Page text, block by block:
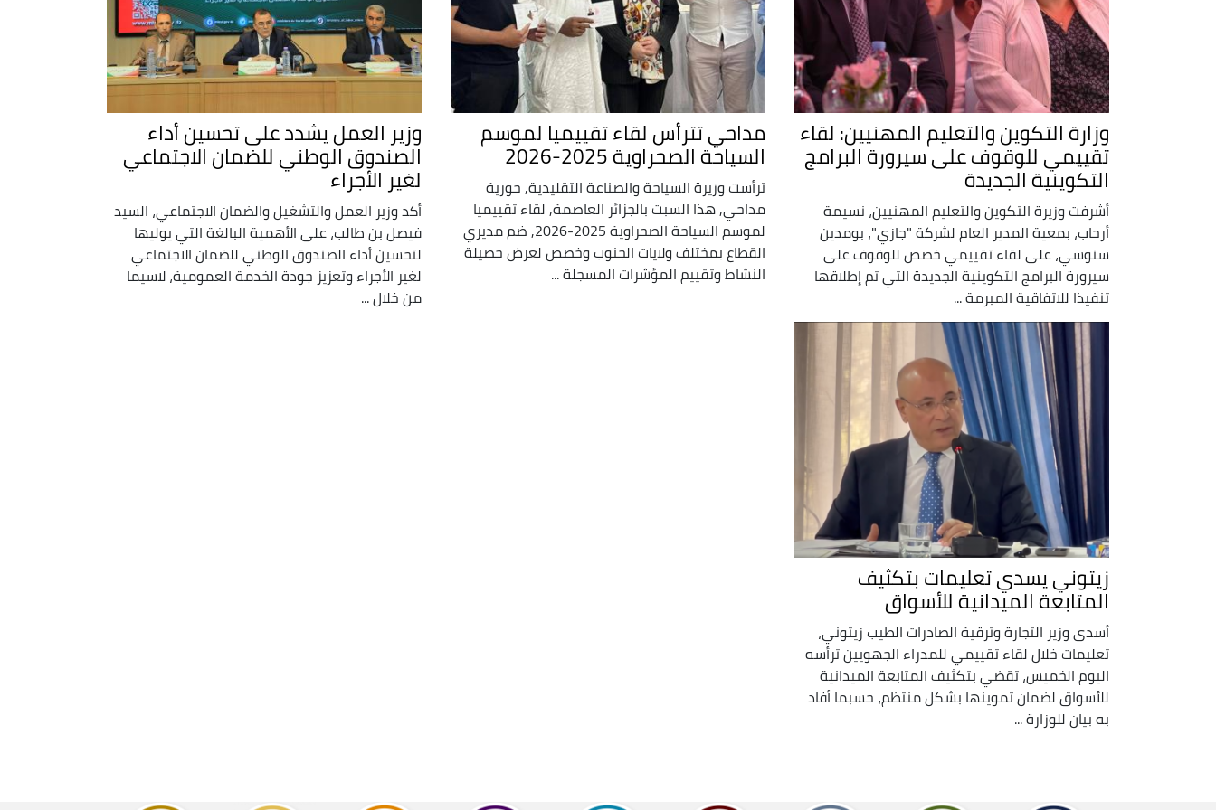
وزارة التكوين والتعليم المهنيين: لقاء
تقييمي للوقوف على سيرورة البرامج
التكوينية الجديدة
أشرفت وزيرة التكوين والتعليم المهنيين، نسيمة
أرحاب، بمعية المدير العام لشركة "جازي"، بومدين
سنوسي، على لقاء تقييمي خصص للوقوف على
سيرورة البرامج التكوينية الجديدة التي تم إطلاقها
تنفيذا للاتفاقية المبرمة ...
مداحي تترأس لقاء تقييميا لموسم
السياحة الصحراوية 2025-2026
ترأست وزيرة السياحة والصناعة التقليدية, حورية
مداحي, هذا السبت بالجزائر العاصمة, لقاء تقييميا
لموسم السياحة الصحراوية 2025-2026, ضم مديري
القطاع بمختلف ولايات الجنوب وخصص لعرض حصيلة
النشاط وتقييم المؤشرات المسجلة ...
وزير العمل يشدد على تحسين أداء
الصندوق الوطني للضمان الاجتماعي
لغير الأجراء
أكد وزير العمل والتشغيل والضمان الاجتماعي، السيد
فيصل بن طالب، على الأهمية البالغة التي يوليها
لتحسين أداء الصندوق الوطني للضمان الاجتماعي
لغير الأجراء وتعزيز جودة الخدمة العمومية، لاسيما
من خلال ...
زيتوني يسدي تعليمات بتكثيف
المتابعة الميدانية للأسواق
أسدى وزير التجارة وترقية الصادرات الطيب زيتوني،
تعليمات خلال لقاء تقييمي للمدراء الجهويين ترأسه
اليوم الخميس، تقضي بتكثيف المتابعة الميدانية
للأسواق لضمان تموينها بشكل منتظم، حسبما أفاد
به بيان للوزارة ...